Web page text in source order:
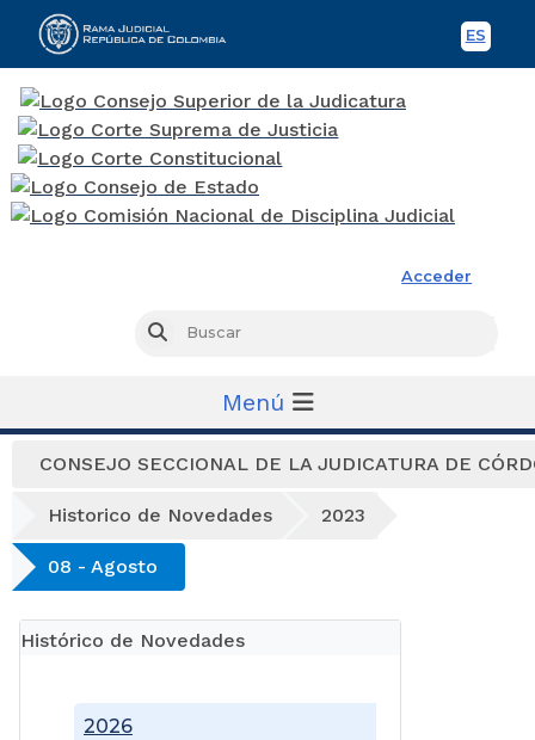
ES
Acceder
Buscar
Menú
CONSEJO SECCIONAL DE LA JUDICATURA DE
Historico de Novedades 2023
08 - Agosto
Histórico de Novedades
2026